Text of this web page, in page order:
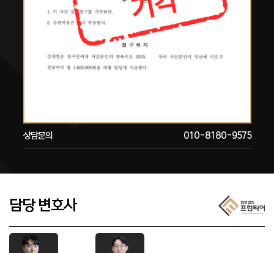
상담문의 010-8180-9575
담당 변호사